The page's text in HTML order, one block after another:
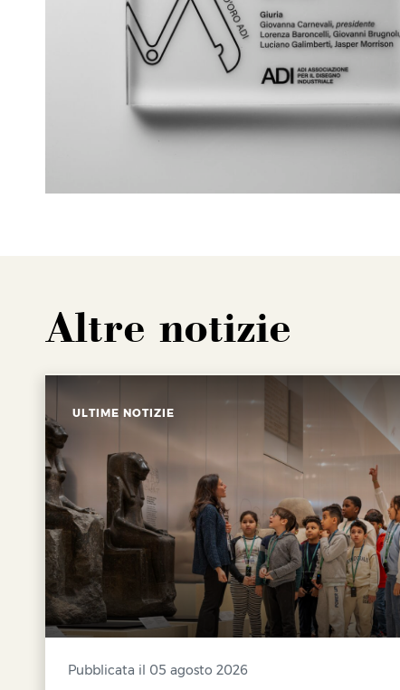
Altre notizie
ULTIME NOTIZIE
Pubblicata il 05 agosto 2026